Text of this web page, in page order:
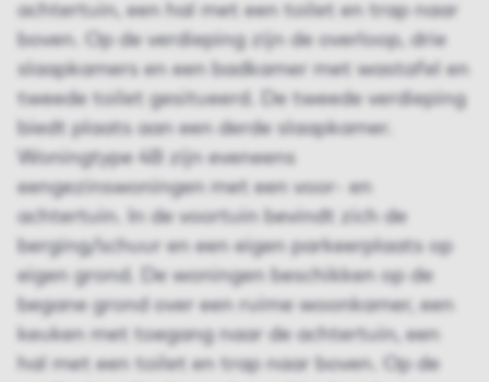
achtertuin, een hal met een toilet en trap naar
boven. Op de verdieping zijn de overloop, drie
slaapkamers en een badkamer met wastafel en
tweede toilet gesitueerd. De tweede verdieping
biedt plaats aan een derde slaapkamer.
Woningtype 4B zijn eveneens
eengezinswoningen met een voor- en
achtertuin. In de voortuin bevindt zich de
berging/schuur en een eigen parkeerplaats op
eigen grond. De woningen beschikken op de
begane grond over een ruime woonkamer, een
keuken met toegang naar de achtertuin, een
hal met een toilet en trap naar boven. Op de